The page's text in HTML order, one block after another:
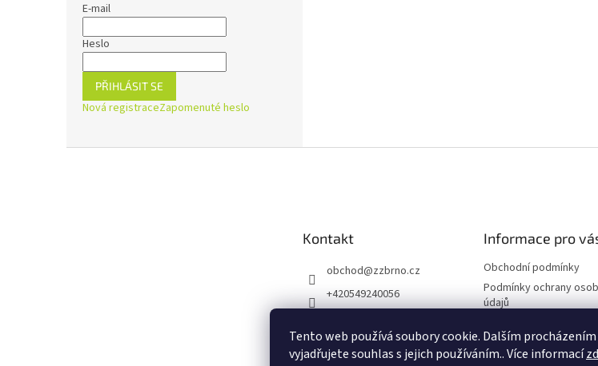
Tento web používá soubory cookie. Dalším
vyjadřujete souhlas s jejich používáním.. Více informací
E-mail
Heslo
PŘIHLÁSIT SE
Nová registraceZapomenuté heslo
Kontakt
obchod@zzbrno.cz
+420549240056
ejnaZdravyzivot
Informace pro
Obchodní podmínky
Podmínky ochrany
údajů